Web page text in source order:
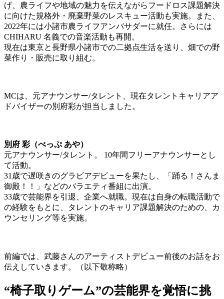
げ、農ライフや地域の魅力を伝えながらフードロス課題解決
に向けた規格外・廃棄野菜のレスキュー活動も実施。また、
2022年には小諸市農ライフアンバサダーに就任。さらには
CHIHARU 名義での音楽活動も再開。
現在は東京と長野県小諸市での二拠点生活を送り、畑での野
菜作り・販売に取り組む。
MCは、元アナウンサー/タレント、現在タレントキャリアア
ドバイザーの別府彩が担当しました。
別府 彩（べっぷ あや）
元アナウンサー/タレント。 10年間フリーアナウンサーとし
て活動。
31歳で遅咲きのグラビアデビューを果たし、「踊る！さんま
御殿！！」などのバラエティ番組に出演。
33歳で芸能界を引退、企業へ就職。現在は自身の転職活動で
の経験をもとに、タレントのキャリア課題解決のための、カ
ウンセリング等を実施。
前編では、武藤さんのアーティストデビュー前後のお話をお
伝えしていきます。（以下敬称略）
“椅子取りゲーム”の芸能界を覚悟に挑